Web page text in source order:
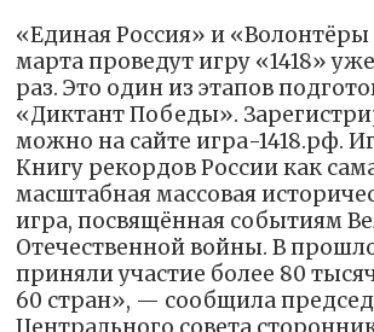
«Единая Россия» и
марта проведут игру «1418»
раз. Это один из этапов
«Диктант Победы».
можно на сайте игра-1418.рф.
Книгу рекордов России как
масштабная массовая
игра, посвящённая событиям
Отечественной войны. В
приняли участие более 80
60 стран», — сообщила